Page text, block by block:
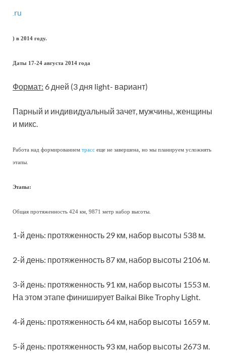
ru
) в 2014 году.
Даты 17-24 августа 2014 года
Формат: 6 дней (3 дня light- вариант)
Парный и индивидуальный зачет, мужчины, женщины
и микс.
Работа над формированием трасс еще не завершена, но мы планируем усложнять
этапы.
Этапы:
Общая протяженность 424 км, 9871 метр набор высоты.
1-й день: протяженность 29 км, набор высоты 538 м.
2-й день: протяженность 87 км, набор высоты 2106 м.
3-й день: протяженность 91 км, набор высоты 1553 м.
На этом этапе финиширует Baikai Bike Trophy Light.
4-й день: протяженность 64 км, набор высоты 1659 м.
5-й день: протяженность 93 км, набор высоты 2673 м.